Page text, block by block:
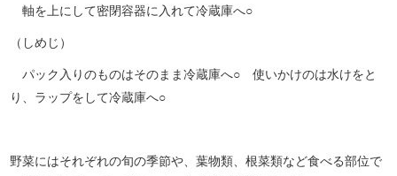
軸を上にして密閉容器に入れて冷蔵庫へ○
（しめじ）
パック入りのものはそのまま冷蔵庫へ○ 使いかけのは水けをと
り、ラップをして冷蔵庫へ○
野菜にはそれぞれの旬の季節や、葉物類、根菜類など食べる部位で